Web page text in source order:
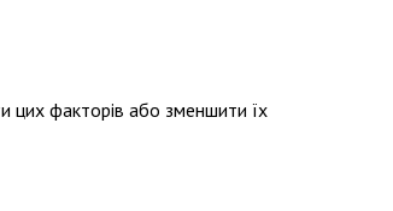
цих факторів або зменшити їх